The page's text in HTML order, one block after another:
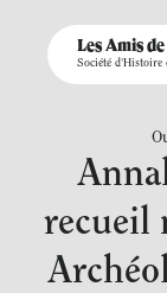
Les Amis
Société d'Histoire
recueil